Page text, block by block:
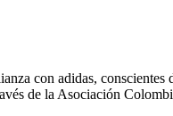
con adidas,
de la Asociación